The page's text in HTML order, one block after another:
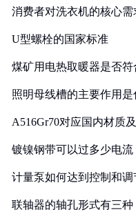
消费者对洗衣机的核心
U型螺栓的国家标准
煤矿用电热取暖器是否
照明母线槽的主要作用是
A516Gr70对应国内材质
镀镍钢带可以过多少电流
计量泵如何达到控制和
联轴器的轴孔形式有三